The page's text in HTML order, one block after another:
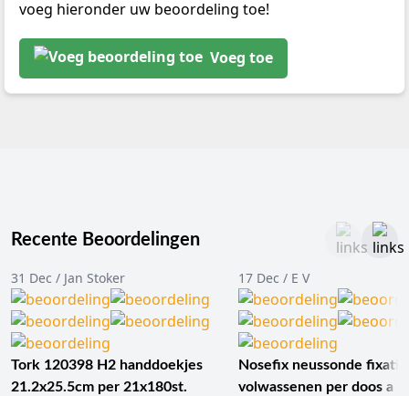
voeg hieronder uw beoordeling toe!
Voeg toe
Recente Beoordelingen
31 Dec / Jan Stoker
Tork 120398 H2 handdoekjes
21.2x25.5cm per 21x180st.
17 Dec / E V
Nosefix neussonde
volwassenen per doos a